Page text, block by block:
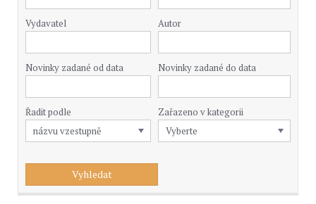
Vydavatel Autor
Novinky zadané od data Novinky zadané do data
Řadit podle Zařazeno v kategorii